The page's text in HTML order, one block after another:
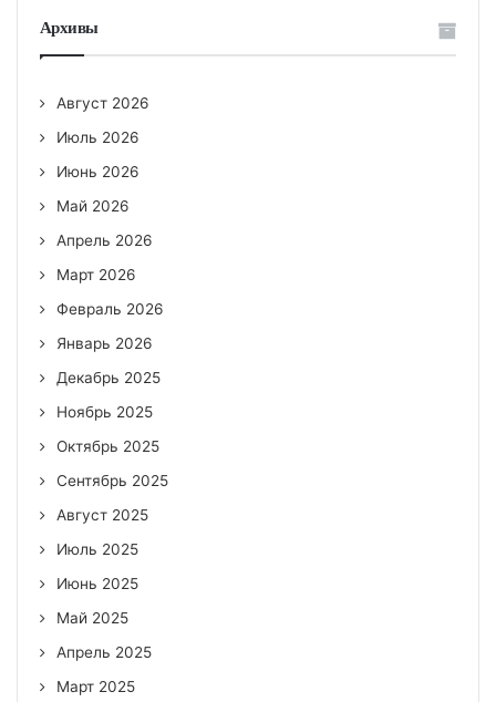
Архивы
Август 2026
Июль 2026
Июнь 2026
Май 2026
Апрель 2026
Март 2026
Февраль 2026
Январь 2026
Декабрь 2025
Ноябрь 2025
Октябрь 2025
Сентябрь 2025
Август 2025
Июль 2025
Июнь 2025
Май 2025
Апрель 2025
Март 2025